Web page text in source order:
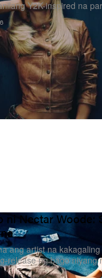
Y2K-inspired na
ni Nectar Woode:
ang artist na
release ng bago niyang